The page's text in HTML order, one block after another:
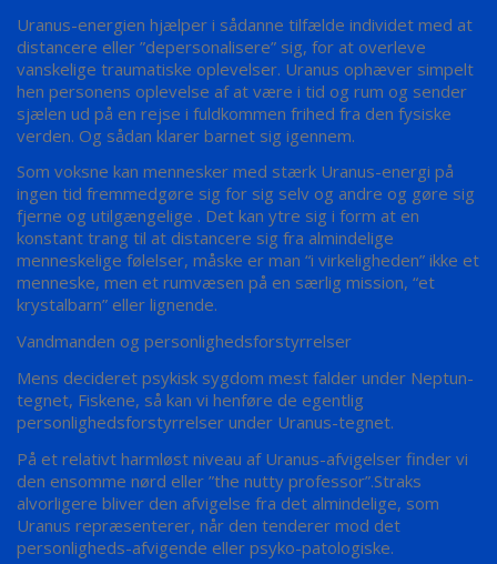
Uranus-energien hjælper i sådanne tilfælde individet med at
distancere eller ”depersonalisere” sig, for at overleve
vanskelige traumatiske oplevelser. Uranus ophæver simpelt
hen personens oplevelse af at være i tid og rum og sender
sjælen ud på en rejse i fuldkommen frihed fra den fysiske
verden. Og sådan klarer barnet sig igennem.
Som voksne kan mennesker med stærk Uranus-energi på
ingen tid fremmedgøre sig for sig selv og andre og gøre sig
fjerne og utilgængelige . Det kan ytre sig i form at en
konstant trang til at distancere sig fra almindelige
menneskelige følelser, måske er man “i virkeligheden” ikke et
menneske, men et rumvæsen på en særlig mission, “et
krystalbarn” eller lignende.
Vandmanden og personlighedsforstyrrelser
Mens decideret psykisk sygdom mest falder under Neptun-
tegnet, Fiskene, så kan vi henføre de egentlig
personlighedsforstyrrelser under Uranus-tegnet.
På et relativt harmløst niveau af Uranus-afvigelser finder vi
den ensomme nørd eller ”the nutty professor”.Straks
alvorligere bliver den afvigelse fra det almindelige, som
Uranus repræsenterer, når den tenderer mod det
personligheds-afvigende eller psyko-patologiske.